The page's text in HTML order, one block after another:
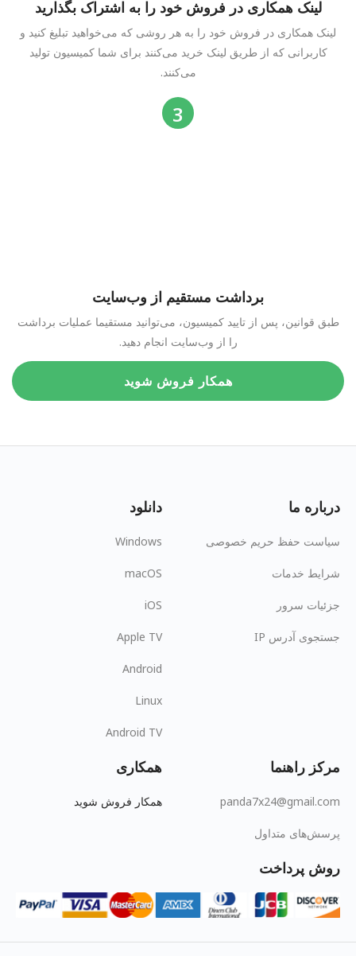
لینک همکاری در فروش خود را به اشتراک بگذارید
لینک همکاری در فروش خود را به هر روشی که می‌خواهید تبلیغ کنید و
کاربرانی که از طریق لینک خرید می‌کنند برای شما کمیسیون تولید
می‌کنند.
برداشت مستقیم از وب‌سایت
طبق قوانین، پس از تایید کمیسیون، می‌توانید مستقیما عملیات برداشت
را از وب‌سایت انجام دهید.
همکار فروش شوید
درباره ما
سیاست حفظ حریم خصوصی
شرایط خدمات
جزئیات سرور
جستجوی آدرس IP
دانلود
Windows
macOS
iOS
Apple TV
Android
Linux
Android TV
مرکز راهنما
panda7x24@gmail.com
پرسش‌های متداول
همکاری
همکار فروش شوید
روش پرداخت